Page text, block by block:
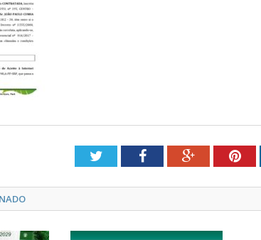
TwitterFacebookGoogle+